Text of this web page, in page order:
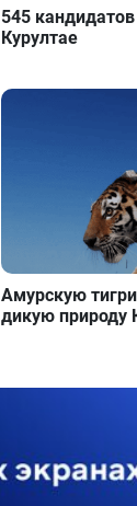
545
Курултае
Амурскую
дикую природу